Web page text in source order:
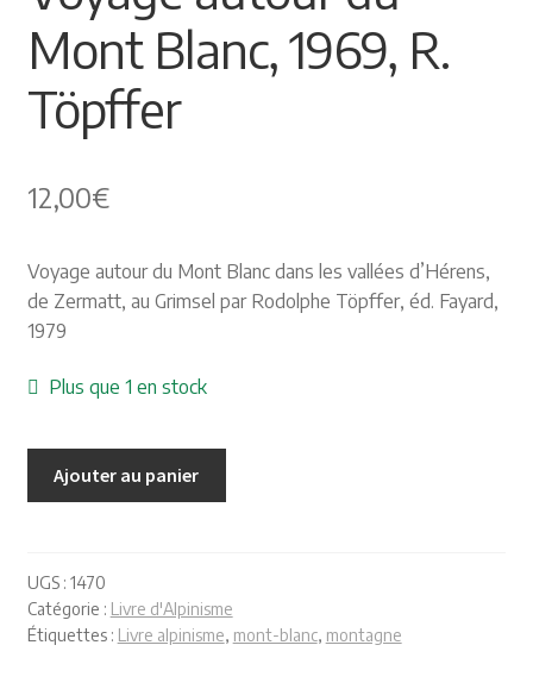
Himalayisme
Nature Pêche Chasse
Les Pyrénées
Gravure
MANIFESTATIONS
Mont Blanc, 1969, R.
Töpffer
12,00€
Voyage autour du Mont Blanc dans les vallées d’Hérens,
de Zermatt, au Grimsel par Rodolphe Töpffer, éd. Fayard,
1979
Plus que 1 en stock
Ajouter au panier
UGS : 1470
Catégorie : Livre d'Alpinisme
Étiquettes : Livre alpinisme, mont-blanc, montagne